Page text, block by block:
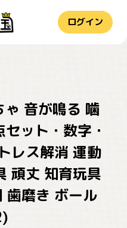
ログイン
音が鳴る 噛
ット・数字・
レス解消 運動
頑丈 知育玩具
歯磨き ボール